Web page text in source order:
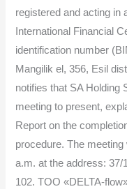
registered and acting in
International Financial
identification number
Mangilik el, 356, Esil
notifies that SA Holding
meeting to present,
Report on the
procedure. The
a.m. at the address: 37/
102. TOO «DELTA-